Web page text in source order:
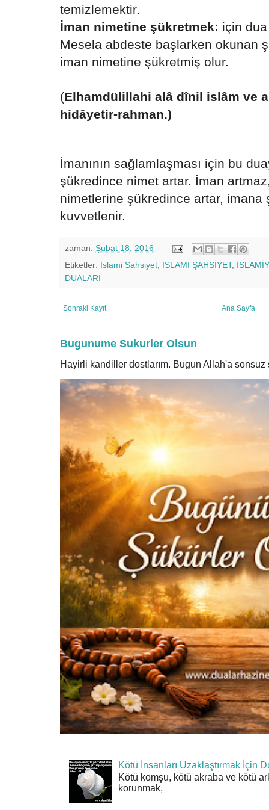
temizlemektir.
İman nimetine şükretmek: için
Mesela abdeste başlarken okunan
iman nimetine şükretmiş olur.
(Elhamdülillahi alâ dînil islâm ve
hidâyetir-rahman.)
İmanının sağlamlaşması için bu
şükredince nimet artar. İman
nimetlerine şükredince artar, imana
kuvvetlenir.
zaman: Şubat 18, 2016
Etiketler: İslami Sahsiyet İSLAMİ ŞAHSİYET,
DUALARI
Sonraki Kayıt Ana Sayfa
Bugunume Sukurler Olsun
Hayirli kandiller dostlarım. Bugun Allah'a
Kötü İnsanları Uzaklaştırmak İçin
Kötü komşu, kötü akraba ve kötü
korunmak,